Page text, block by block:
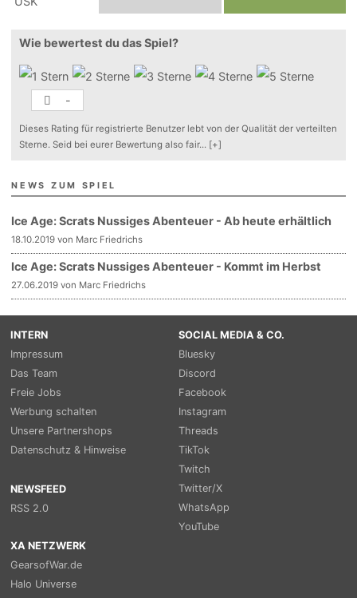
Wie bewertest du das Spiel?
-
Dieses Rating für registrierte Benutzer lebt von der Qualität der verteilten
Sterne. Seid bei eurer Bewertung also fair... [+]
NEWS ZUM SPIEL
Ice Age: Scrats Nussiges Abenteuer - Ab heute erhältlich
18.10.2019 von Marc Friedrichs
Ice Age: Scrats Nussiges Abenteuer - Kommt im Herbst
27.06.2019 von Marc Friedrichs
INTERN
Impressum
Das Team
Freie Jobs
Werbung schalten
Unsere Partnershops
Datenschutz & Hinweise
NEWSFEED
RSS 2.0
SOCIAL MEDIA & CO.
Bluesky
Discord
Facebook
Instagram
Threads
TikTok
Twitch
Twitter/X
WhatsApp
YouTube
XA NETZWERK
GearsofWar.de
Halo Universe